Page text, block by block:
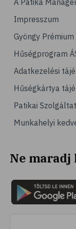
#
# emésztési
# puffadás
# orrdugulás
# magnézium
#
# galagonya
# multivitamin
A Patika
Impresszum
Gyöngy
Hűségprogram
Adatkezelési
Hűségkártya
Patikai
Munkahelyi
Ne maradj